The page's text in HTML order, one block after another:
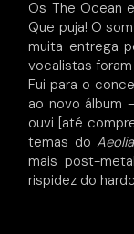
Os The Ocean
Que puja! O
muita entrega
vocalistas
Fui para o
ao novo álbum
ouvi [até
temas do
mais post-
rispidez do